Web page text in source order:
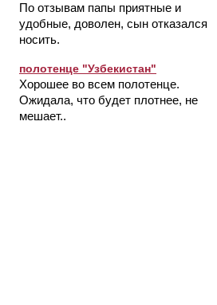
По отзывам папы приятные и
удобные, доволен, сын отказался
носить.
полотенце "Узбекистан"
Хорошее во всем полотенце.
Ожидала, что будет плотнее, не
мешает..